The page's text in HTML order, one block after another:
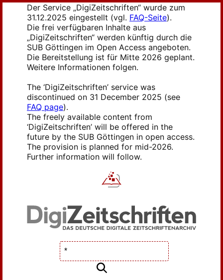
Der Service „DigiZeitschriften“ wurde zum
31.12.2025 eingestellt (vgl. FAQ-Seite).
Die frei verfügbaren Inhalte aus
„DigiZeitschriften“ werden künftig durch die
SUB Göttingen im Open Access angeboten.
Die Bereitstellung ist für Mitte 2026 geplant.
Weitere Informationen folgen.
The ‘DigiZeitschriften’ service was
discontinued on 31 December 2025 (see
FAQ page).
The freely available content from
‘DigiZeitschriften’ will be offered in the
future by the SUB Göttingen in open access.
The provision is planned for mid-2026.
Further information will follow.